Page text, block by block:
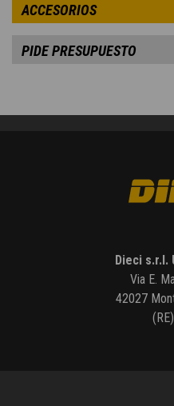
ACCESORIOS
PIDE PRESUPUESTO
Dieci s.r.l.
Via E.
42027